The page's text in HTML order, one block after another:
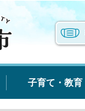
子育て・教育